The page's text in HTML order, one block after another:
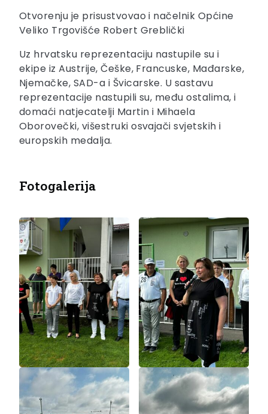
Otvorenju je prisustvovao i načelnik Općine
Veliko Trgovišće Robert Greblički
Uz hrvatsku reprezentaciju nastupile su i
ekipe iz Austrije, Češke, Francuske, Mađarske,
Njemačke, SAD-a i Švicarske. U sastavu
reprezentacije nastupili su, među ostalima, i
domaći natjecatelji Martin i Mihaela
Oborovečki, višestruki osvajači svjetskih i
europskih medalja.
Fotogalerija